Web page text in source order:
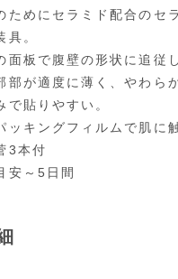
ためにセラミド配合のセ
具。
面板で腹壁の形状に追従
部が適度に薄く、やわら
で貼りやすい。
ッキングフィルムで肌に
3本付
安～5日間